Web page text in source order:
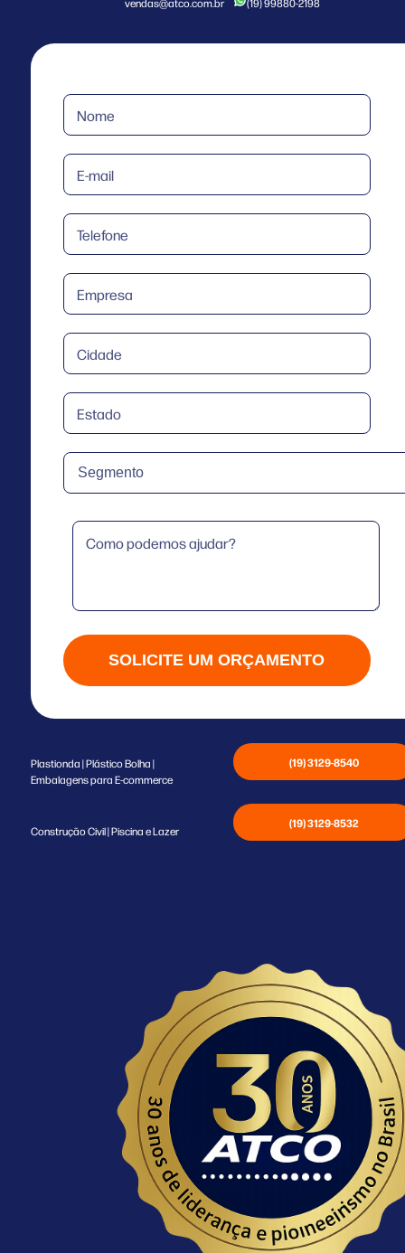
SOLICITE UM ORÇAMENTO
Plastionda | Plástico Bolha |
Embalagens para E-commerce
(19) 3129-8540
Construção Civil | Piscina e Lazer
(19) 3129-8532